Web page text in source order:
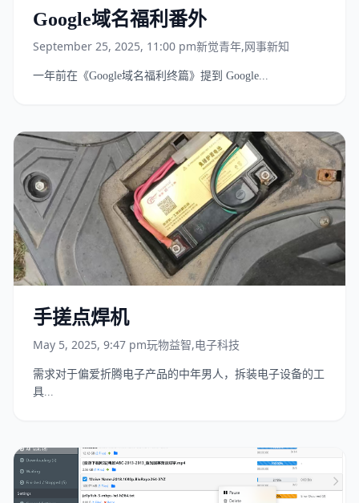
Google域名福利番外
September 25, 2025, 11:00 pm新觉青年,网事新知
一年前在《Google域名福利终篇》提到 Google...
手搓点焊机
May 5, 2025, 9:47 pm玩物益智,电子科技
需求对于偏爱折腾电子产品的中年男人，拆装电子设备的工
具...